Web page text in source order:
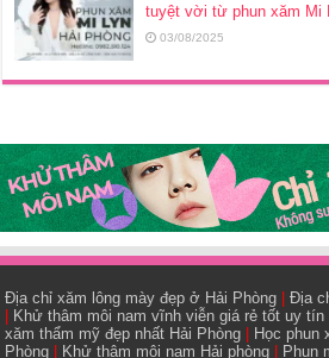
tuyệt vời từ phun xăm Mi
03/08/2025
Địa chỉ xăm lông mày đẹp ở Hải Phòng |Địa
Khử thâm môi nam vĩnh viễn giá rẻ tốt uy tín
xăm thẩm mỹ đẹp nhất Hải Phòng
Học phun
Phòng
Khử thâm môi nam Hải phòng Phun